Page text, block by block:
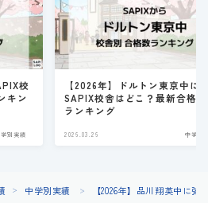
校
キン
別実績
【2026年】ドルトン東京中に
SAPIX校舎はどこ？最新合格
ランキング
2026.03.26 中学別
＞ 中学別実績 ＞ 【2026年】品川翔英中に